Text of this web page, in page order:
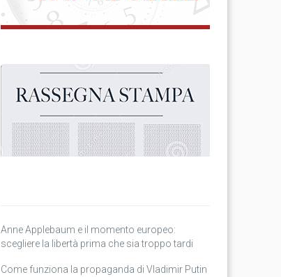
Anne Applebaum e il momento europeo:
scegliere la libertà prima che sia troppo tardi
Come funziona la propaganda di Vladimir Putin